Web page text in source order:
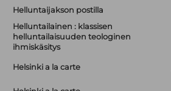
Helluntaijakson postilla
Helluntailainen : klassisen
helluntailaisuuden teologinen
ihmiskäsitys
Helsinki a la carte